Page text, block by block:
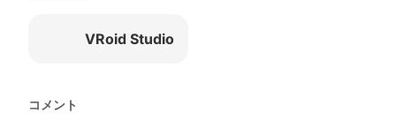
VRoid Studio
コメント